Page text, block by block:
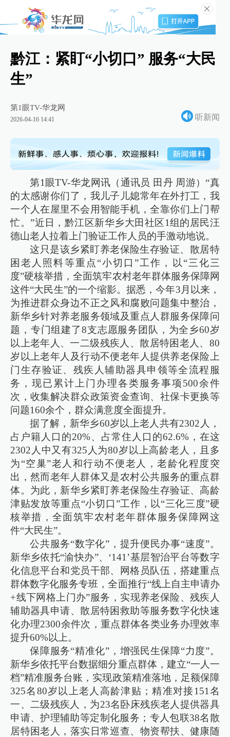
黔江：紧盯“小切口” 服务“大民
生”
第1眼TV-华龙网
2026-04-16 14:41 听新闻
第1眼TV-华龙网讯（通讯员 田丹 周游）“真
的太感谢你们了，我儿子儿媳常年在外打工，我
一个人在屋里不会用智能手机，全靠你们上门帮
忙。”近日，黔江区新华乡大田社区1组的居民汪
德山老人拉着上门验证工作人员的手激动地说。
这只是该乡紧盯养老保险生存验证、散居特
困老人照料等重点“小切口”工作，以“三化三
度”硬核举措，全面筑牢农村老年群体服务保障网
这件“大民生”的一个缩影。据悉，今年3月以来，
为推进群众身边不正之风和腐败问题集中整治，
新华乡针对养老服务领域及重点人群服务保障问
题，专门组建了8支志愿服务团队，为全乡60岁
以上老年人、一二级残疾人、散居特困老人、80
岁以上老年人及行动不便老年人提供养老保险上
门生存验证、残疾人辅助器具申领等全流程服
务，现已累计上门办理各类服务事项500余件
次，收集解决群众政策资金查询、社保卡更换等
问题160余个，群众满意度全面提升。
据了解，新华乡60岁以上老人共有2302人，
占户籍人口的20%、占常住人口的62.6%，在这
2302人中又有325人为80岁以上高龄老人，且多
为“空巢”老人和行动不便老人，老龄化程度突
出，然而老年人群体又是农村公共服务的重点群
体。为此，新华乡紧盯养老保险生存验证、高龄
津贴发放等重点“小切口”工作，以“三化三度”硬
核举措，全面筑牢农村老年群体服务保障网这
件“大民生”。
公共服务“数字化”，提升便民办事“速度”。
新华乡依托“渝快办”、‘141’基层智治平台等数字
化信息平台和党员干部、网格员队伍，搭建重点
群体数字化服务专班，全面推行“线上自主申请办
+线下网格上门办”服务，实现养老保险、残疾人
辅助器具申请、散居特困救助等服务数字化快速
化办理2300余件次，重点群体各类业务办理效率
提升60%以上。
保障服务“精准化”，增强民生保障“力度”。
新华乡依托平台数据细分重点群体，建立“一人一
档”精准服务台账，实现政策精准落地，足额保障
325名80岁以上老人高龄津贴；精准对接151名
一、二级残疾人，为23名卧床残疾老人提供器具
申请、护理辅助等定制化服务；专人包联38名散
居特困老人，落实日常巡查、物资帮扶、健康随